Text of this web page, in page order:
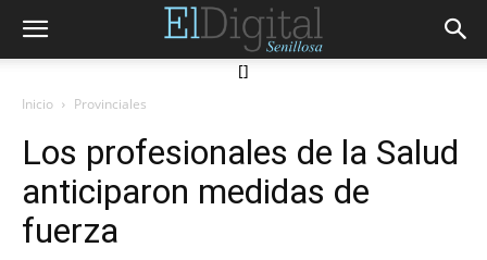
[]
Inicio Provinciales
Los profesionales de la Salud
anticiparon medidas de
fuerza